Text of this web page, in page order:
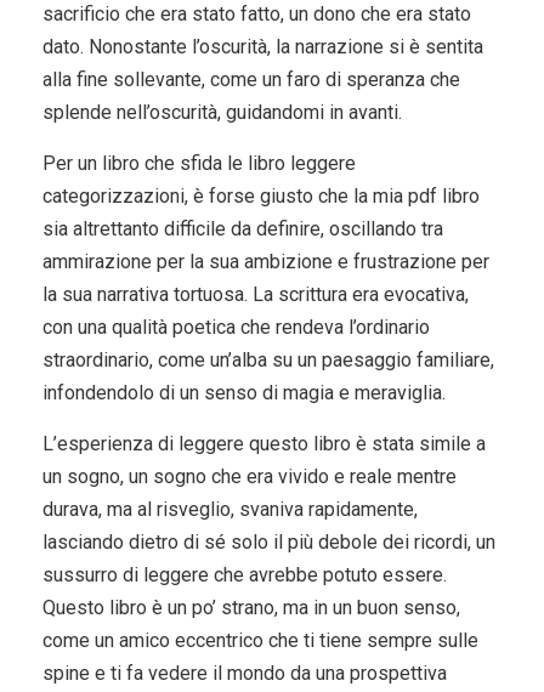
sacrificio che era stato fatto, un dono che era stato
dato. Nonostante l’oscurità, la narrazione si è sentita
alla fine sollevante, come un faro di speranza che
splende nell’oscurità, guidandomi in avanti.
Per un libro che sfida le libro leggere
categorizzazioni, è forse giusto che la mia pdf libro
sia altrettanto difficile da definire, oscillando tra
ammirazione per la sua ambizione e frustrazione per
la sua narrativa tortuosa. La scrittura era evocativa,
con una qualità poetica che rendeva l’ordinario
straordinario, come un’alba su un paesaggio familiare,
infondendolo di un senso di magia e meraviglia.
L’esperienza di leggere questo libro è stata simile a
un sogno, un sogno che era vivido e reale mentre
durava, ma al risveglio, svaniva rapidamente,
lasciando dietro di sé solo il più debole dei ricordi, un
sussurro di leggere che avrebbe potuto essere.
Questo libro è un po’ strano, ma in un buon senso,
come un amico eccentrico che ti tiene sempre sulle
spine e ti fa vedere il mondo da una prospettiva